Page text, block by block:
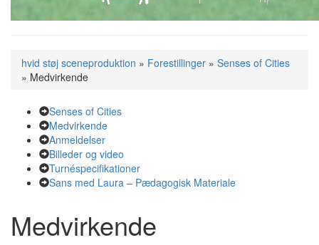
hvid støj sceneproduktion » Forestillinger » Senses of Cities
» Medvirkende
Senses of Cities
Medvirkende
Anmeldelser
Billeder og video
Turnéspecifikationer
Sans med Laura – Pædagogisk Materiale
Medvirkende